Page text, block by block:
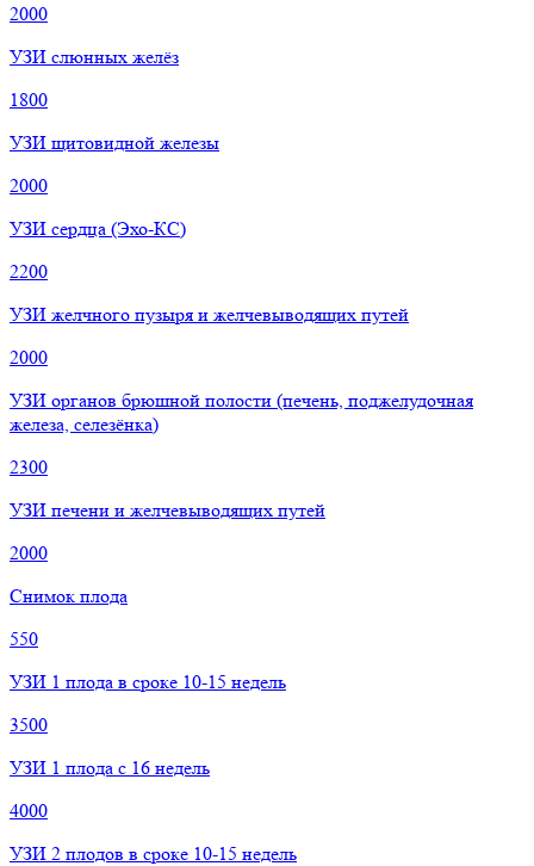
2000
УЗИ слюнных желёз
1800
УЗИ щитовидной железы
2000
УЗИ сердца (Эхо-КС)
2200
УЗИ желчного пузыря и желчевыводящих путей
2000
УЗИ органов брюшной полости (печень, поджелудочная
железа, селезёнка)
2300
УЗИ печени и желчевыводящих путей
2000
Снимок плода
550
УЗИ 1 плода в сроке 10-15 недель
3500
УЗИ 1 плода с 16 недель
4000
УЗИ 2 плодов в сроке 10-15 недель